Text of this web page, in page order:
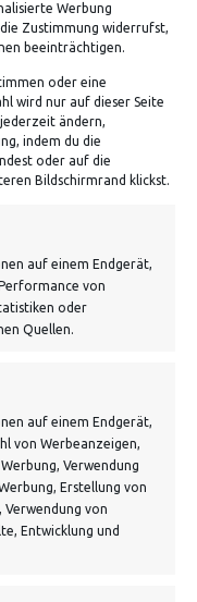
Werbung
Zustimmung widerrufst,
beeinträchtigen.
oder eine
wird nur auf dieser Seite
ändern,
indem du die
oder auf die
Bildschirmrand klickst.
auf einem Endgerät,
von
oder
Quellen.
auf einem Endgerät,
von Werbeanzeigen,
Verwendung
Erstellung von
von
Entwicklung und
Göhrendorf
Uhr